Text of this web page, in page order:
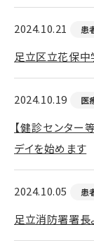
2024.10.21 患
足立区立花保
2024.10.19 医
【健診センター
デイを始めます
2024.10.05 患
足立消防署署長